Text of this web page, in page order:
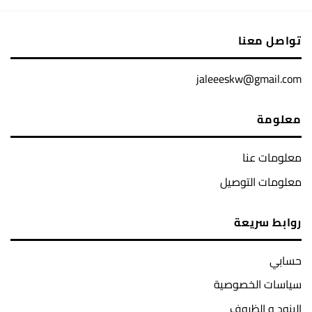
تواصل معنا
jaleeeskw@gmail.com
معلومة
معلومات عنا
معلومات التوصيل
روابط سريعة
حسابي
سياسات الخصوصية